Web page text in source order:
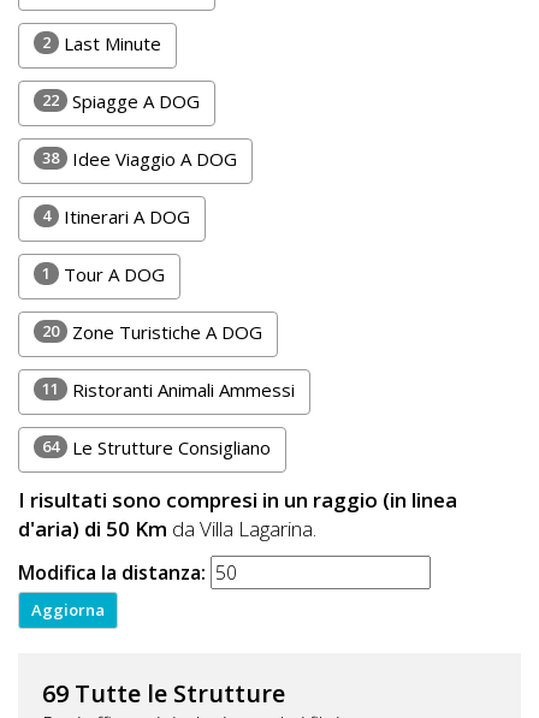
Accedi
Registrati
2 Last Minute
22 Spiagge A DOG
38 Idee Viaggio A DOG
4 Itinerari A DOG
1 Tour A DOG
20 Zone Turistiche A DOG
11 Ristoranti Animali Ammessi
64 Le Strutture Consigliano
I risultati sono compresi in un raggio (in linea
d'aria) di 50 Km da Villa Lagarina.
Modifica la distanza:
69 Tutte le Strutture